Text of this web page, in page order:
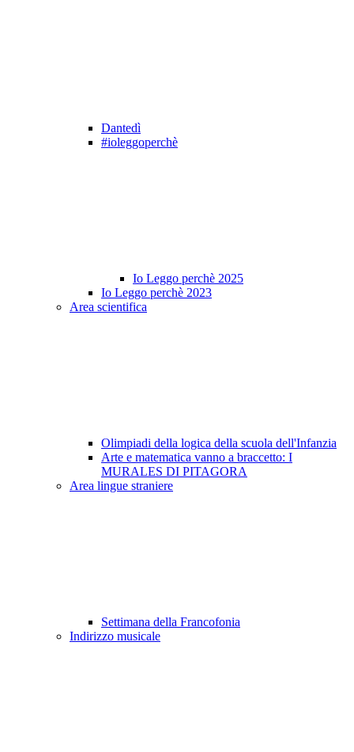
Dantedì
#ioleggoperchè
Io Leggo perchè 2025
Io Leggo perchè 2023
Area scientifica
Olimpiadi della logica della scuola dell'Infanzia
Arte e matematica vanno a braccetto: I
MURALES DI PITAGORA
Area lingue straniere
Settimana della Francofonia
Indirizzo musicale